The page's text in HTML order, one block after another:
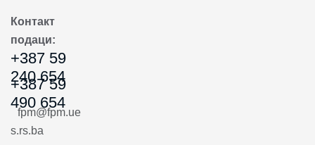
Контакт
подаци:
+387 59
240 654
+387 59
490 654
fpm@fpm.ue
s.rs.ba